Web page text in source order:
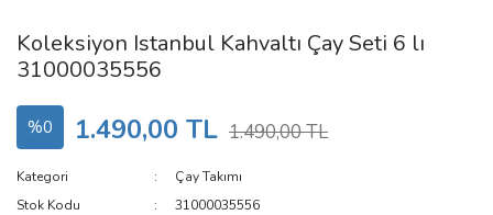
Koleksiyon Istanbul Kahvaltı Çay Seti 6 lı
31000035556
%0 1.490,00 TL 1.490,00 TL
Kategori
Çay Takımı
Stok Kodu
31000035556